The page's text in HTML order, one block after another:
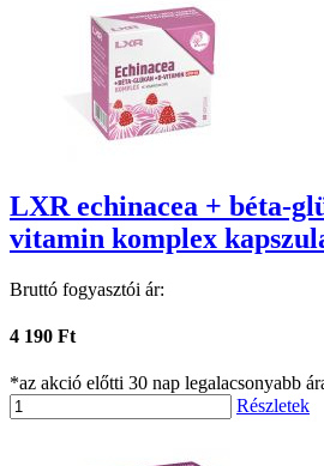
LXR echinacea + béta-
vitamin komplex
Bruttó fogyasztói ár:
4 190 Ft
*az akció előtti 30 nap legalacsonyabb
Részletek